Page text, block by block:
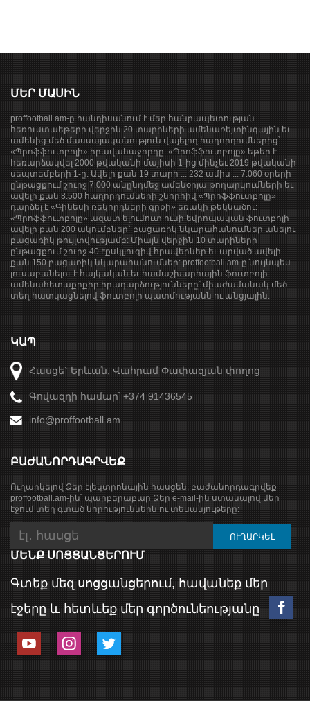
ՄԵՐ ՄԱՍԻՆ
proffootball.am-ը հանդիսանում է մեր հանրապետության
հեռուստաեթերի վերջին 20 տարիների ամենառեյտինգային եւ
ամենից մեծ մասսայականություն վայելող հաղորդումներից՝
«Պրոֆֆուտբոլի» իրավահաջորդը: «Պրոֆֆուտբոլը» եթեր է
հեռարձակվել 2000 թվականի մայիսի 1-ից մինչեւ 2019 թվականի
սեպտեմբերի 1-ը: Ավելի քան 19 տարի ... 232 ամիս ... 7.060 օրերի
ընթացքում շուրջ 7.000 անընդմեջ ամենօրյա թողարկումների եւ
ավելի քան 8.500 հաղորդումների շնորհիվ «Պրոֆֆուտբոլը»
դարձել է «Գինեսի ռեկորդների գրքի» եռակի թեկնածու:
«Պրոֆֆուտբոլը» ազատ ելումուտ ունի եվրոպական ֆուտբոլի
ավելի քան 200 ակումբներ` բացառիկ նկարահանումներ անելու
բացառիկ թույլտվությամբ: Միայն վերջին 10 տարիների
ընթացքում շուրջ 40 էքսկլյուզիվ հրավերներ եւ արված ավելի
քան 150 բացառիկ նկարահանումներ: proffootball.am-ը նույնպես
լուսաբանելու է հայկական եւ համաշխարհային ֆուտբոլի
ամենահետաքրքիր իրադարձությունները՝ միաժամանակ մեծ
տեղ հատկացնելով ֆուտբոլի պատմությանն ու անցյալին:
ԿԱՊ
Հասցե` Երևան, Վահրամ Փափազյան փողոց
Գովազդի համար՝ +374 91436545
info@proffootball.am
ԲԱԺԱՆՈՐԴԱԳՐՎԵՔ
Ուղարկելով Ձեր էլեկտրոնային հասցեն, բաժանորդագրվեք
proffootball.am-ին՝ պարբերաբար Ձեր e-mail-ին ստանալով մեր
էջում տեղ գտած նորություններն ու տեսանյութերը:
ՄԵՆՔ ՍՈՑՑԱՆՑԵՐՈՒՄ
Գտեք մեզ սոցցանցերում, հավանեք մեր
էջերը և հետևեք մեր գործունեությանը